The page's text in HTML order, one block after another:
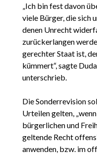
„Ich bin fest davon
viele Bürger, die sich
denen Unrecht
zurückerlangen
gerechter Staat ist,
kümmert“, sagte
unterschrieb.
Die Sonderrevision
Urteilen gelten,
bürgerlichen und
geltende Recht
anwenden, bzw. im